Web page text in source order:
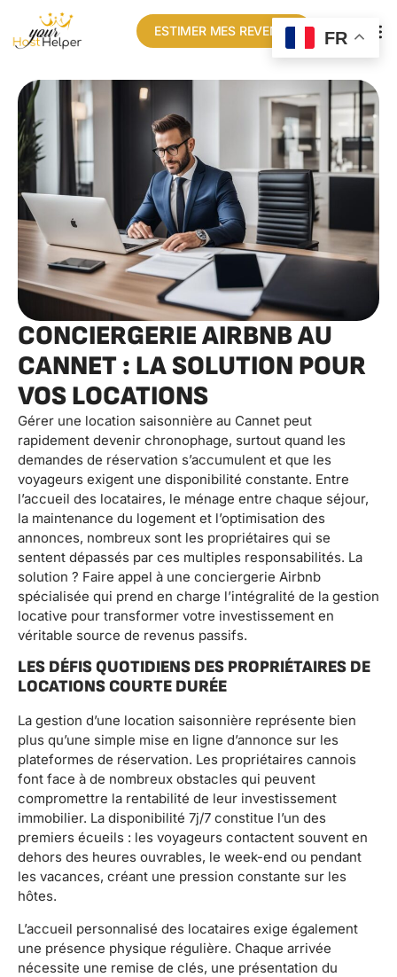
ESTIMER MES REVENUS
CONCIERGERIE AIRBNB AU
CANNET : LA SOLUTION POUR
VOS LOCATIONS
Gérer une location saisonnière au Cannet peut
rapidement devenir chronophage, surtout quand les
demandes de réservation s’accumulent et que les
voyageurs exigent une disponibilité constante. Entre
l’accueil des locataires, le ménage entre chaque séjour,
la maintenance du logement et l’optimisation des
annonces, nombreux sont les propriétaires qui se
sentent dépassés par ces multiples responsabilités. La
solution ? Faire appel à une conciergerie Airbnb
spécialisée qui prend en charge l’intégralité de la gestion
locative pour transformer votre investissement en
véritable source de revenus passifs.
LES DÉFIS QUOTIDIENS DES PROPRIÉTAIRES DE
LOCATIONS COURTE DURÉE
La gestion d’une location saisonnière représente bien
plus qu’une simple mise en ligne d’annonce sur les
plateformes de réservation. Les propriétaires cannois
font face à de nombreux obstacles qui peuvent
compromettre la rentabilité de leur investissement
immobilier. La disponibilité 7j/7 constitue l’un des
premiers écueils : les voyageurs contactent souvent en
dehors des heures ouvrables, le week-end ou pendant
les vacances, créant une pression constante sur les
hôtes.
L’accueil personnalisé des locataires exige également
une présence physique régulière. Chaque arrivée
nécessite une remise de clés, une présentation du
FR